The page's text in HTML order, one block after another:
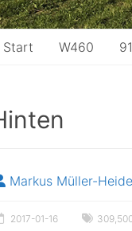
Start W460
Markus Müller-
2017-01-16 309